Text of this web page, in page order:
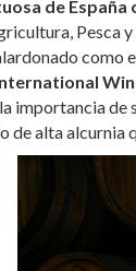
de España
Pesca
la importancia
de alta alcurnia